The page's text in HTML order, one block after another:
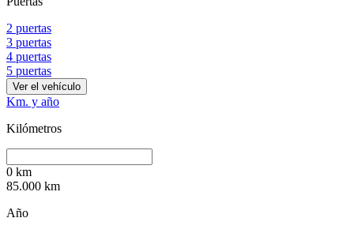
2 puertas
3 puertas
4 puertas
5 puertas
Ver el vehículo
Km. y año
Kilómetros
0 km
85.000 km
Año